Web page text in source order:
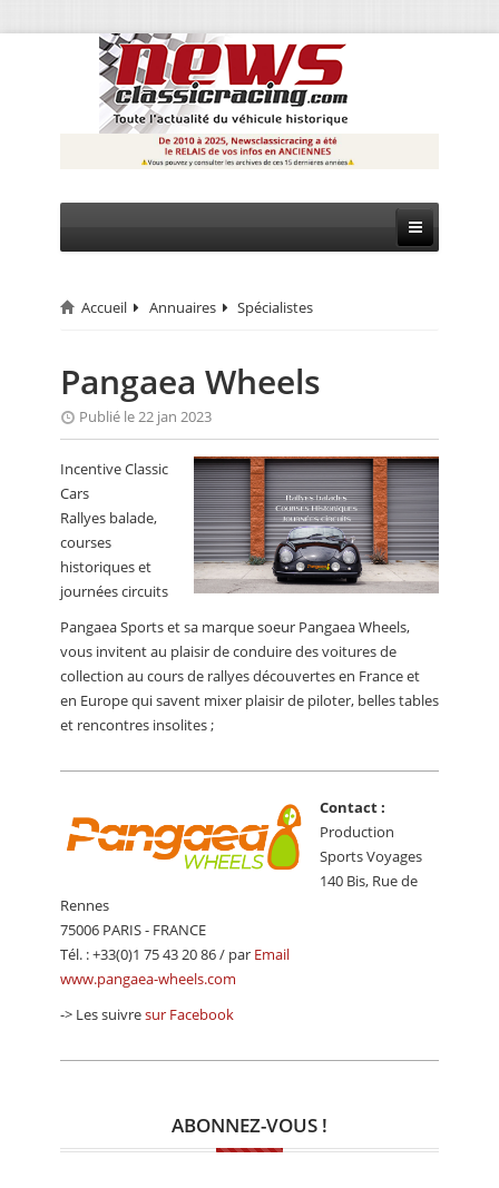
CIRCUIT
RALLYE
MONTAGNE
EVÈNEMENTS
FOCUS
VIDEO
ANNUAIRES
PETITES ANNONCES
Accueil Annuaires Spécialistes
Pangaea Wheels
Publié le 22 jan 2023
Incentive Classic
Cars
Rallyes balade,
courses
historiques et
journées circuits
Pangaea Sports et sa marque soeur Pangaea Wheels,
vous invitent au plaisir de conduire des voitures de
collection au cours de rallyes découvertes en France et
en Europe qui savent mixer plaisir de piloter, belles tables
et rencontres insolites ;
Contact :
Production
Sports Voyages
140 Bis, Rue de
Rennes
75006 PARIS - FRANCE
Tél. : +33(0)1 75 43 20 86 / par Email
www.pangaea-wheels.com
-> Les suivresur Facebook
ABONNEZ-VOUS !